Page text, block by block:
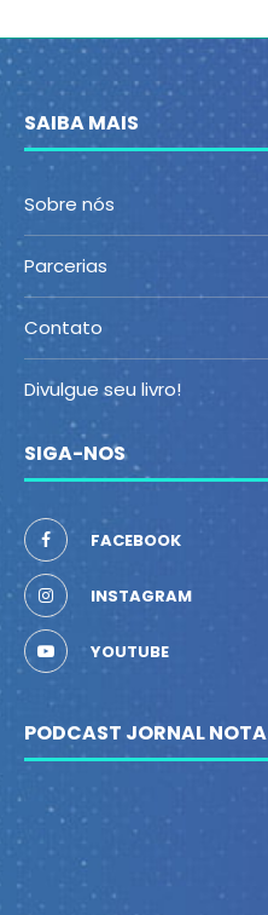
SAIBA MAIS
Sobre nós
Parcerias
Contato
Divulgue seu livro!
SIGA-NOS
FACEBOOK
INSTAGRAM
YOUTUBE
PODCAST JORNAL NOTA